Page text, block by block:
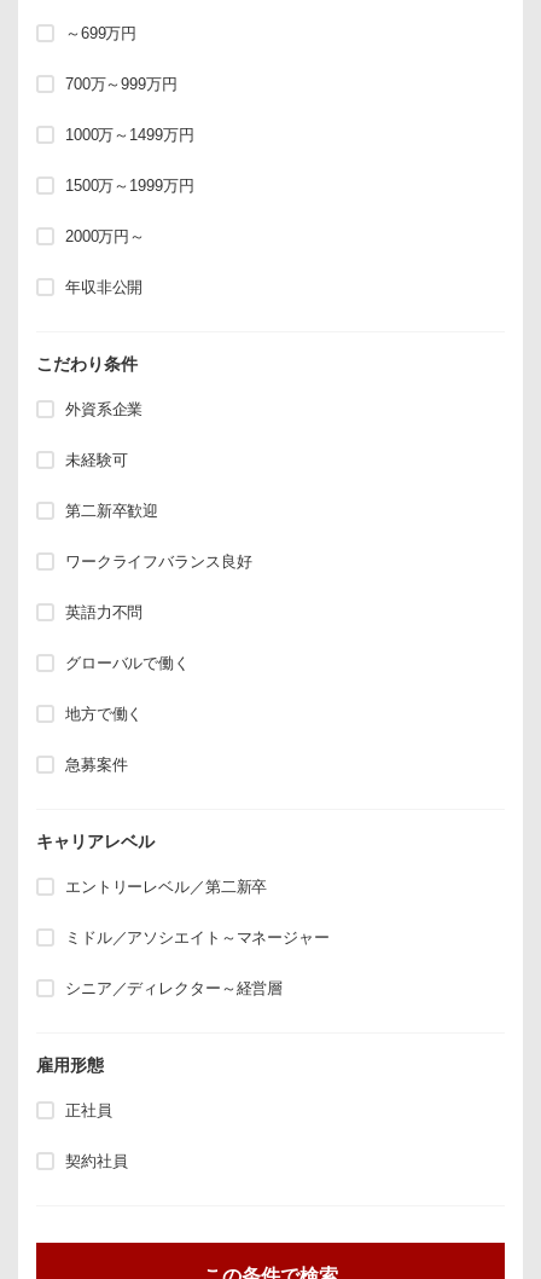
～699万円
700万～999万円
1000万～1499万円
1500万～1999万円
2000万円～
年収非公開
こだわり条件
外資系企業
未経験可
第二新卒歓迎
ワークライフバランス良好
英語力不問
グローバルで働く
地方で働く
急募案件
キャリアレベル
エントリーレベル／第二新卒
ミドル／アソシエイト～マネージャー
シニア／ディレクター～経営層
雇用形態
正社員
契約社員